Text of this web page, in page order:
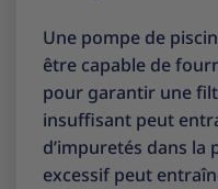
Une pompe de
être capable de
pour garantir une
insuffisant peut
d’impuretés dans la
excessif peut